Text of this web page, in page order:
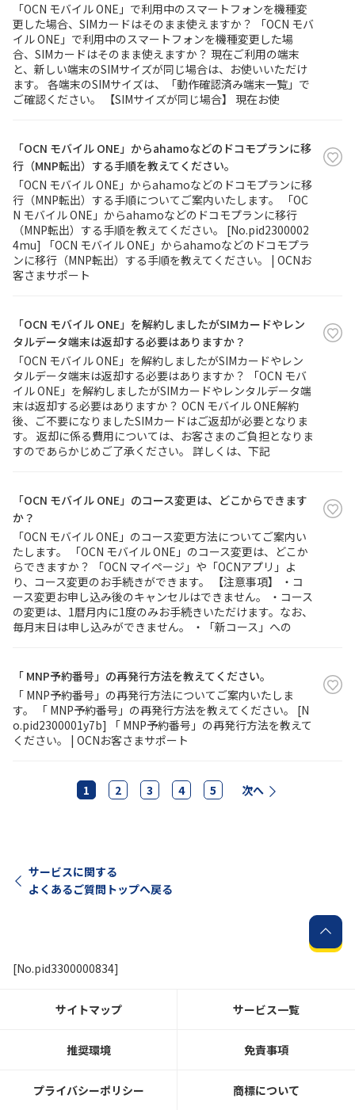
「OCN モバイル ONE」で利用中のスマートフォンを機種変
更した場合、SIMカードはそのまま使えますか？ 「OCN モバ
イル ONE」で利用中のスマートフォンを機種変更した場
合、SIMカードはそのまま使えますか？ 現在ご利用の端末
と、新しい端末のSIMサイズが同じ場合は、お使いいただけ
ます。 各端末のSIMサイズは、「動作確認済み端末一覧」で
ご確認ください。 【SIMサイズが同じ場合】 現在お使
「OCN モバイル ONE」からahamoなどのドコモプランに移
行（MNP転出）する手順を教えてください。
「OCN モバイル ONE」からahamoなどのドコモプランに移
行（MNP転出）する手順についてご案内いたします。 「OC
N モバイル ONE」からahamoなどのドコモプランに移行
（MNP転出）する手順を教えてください。 [No.pid2300002
4mu] 「OCN モバイル ONE」からahamoなどのドコモプラ
ンに移行（MNP転出）する手順を教えてください。 | OCNお
客さまサポート
「OCN モバイル ONE」を解約しましたがSIMカードやレン
タルデータ端末は返却する必要はありますか？
「OCN モバイル ONE」を解約しましたがSIMカードやレン
タルデータ端末は返却する必要はありますか？ 「OCN モバ
イル ONE」を解約しましたがSIMカードやレンタルデータ端
末は返却する必要はありますか？ OCN モバイル ONE解約
後、ご不要になりましたSIMカードはご返却が必要となりま
す。 返却に係る費用については、お客さまのご負担となりま
すのであらかじめご了承ください。 詳しくは、下記
「OCN モバイル ONE」のコース変更は、どこからできます
か？
「OCN モバイル ONE」のコース変更方法についてご案内い
たします。 「OCN モバイル ONE」のコース変更は、どこか
らできますか？ 「OCN マイページ」や「OCNアプリ」よ
り、コース変更のお手続きができます。 【注意事項】 ・コ
ース変更お申し込み後のキャンセルはできません。 ・コース
の変更は、1暦月内に1度のみお手続きいただけます。なお、
毎月末日は申し込みができません。 ・「新コース」への
「 MNP予約番号」の再発行方法を教えてください。
「 MNP予約番号」の再発行方法についてご案内いたしま
す。 「 MNP予約番号」の再発行方法を教えてください。 [N
o.pid2300001y7b] 「 MNP予約番号」の再発行方法を教えて
ください。 | OCNお客さまサポート
1 2 3 4 5 次へ
サービスに関する
よくあるご質問トップへ戻る
[No.pid3300000834]
サイトマップ サービス一覧
推奨環境 免責事項
プライバシーポリシー 商標について